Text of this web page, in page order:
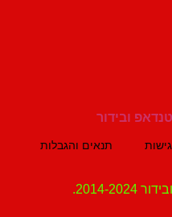
תנאים והגבלות